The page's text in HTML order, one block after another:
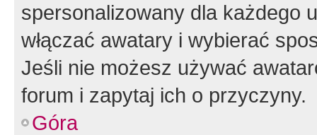
spersonalizowany dla każdego
włączać awatary i wybierać
Jeśli nie możesz używać
forum i zapytaj ich o przyczyny.
Góra